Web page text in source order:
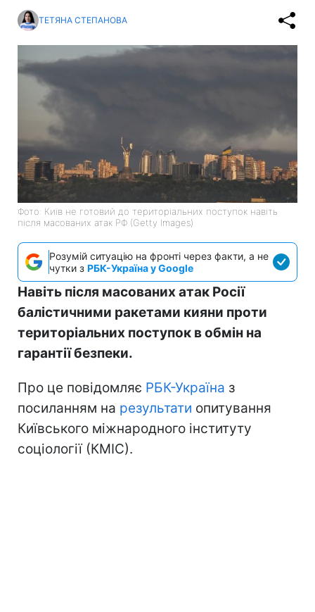
ТЕТЯНА СТЕПАНОВА
Фото: Київ не готовий до територіальних поступок навіть
після масованих атак РФ (Getty Images)
Розумій ситуацію на фронті через факти, а не
чутки з РБК-Україна у Google
Навіть після масованих атак Росії
балістичними ракетами кияни проти
територіальних поступок в обмін на
гарантії безпеки.
Про це повідомляє РБК-Україна з
посиланням на результати опитування
Київського міжнародного інституту
соціології (КМІС).